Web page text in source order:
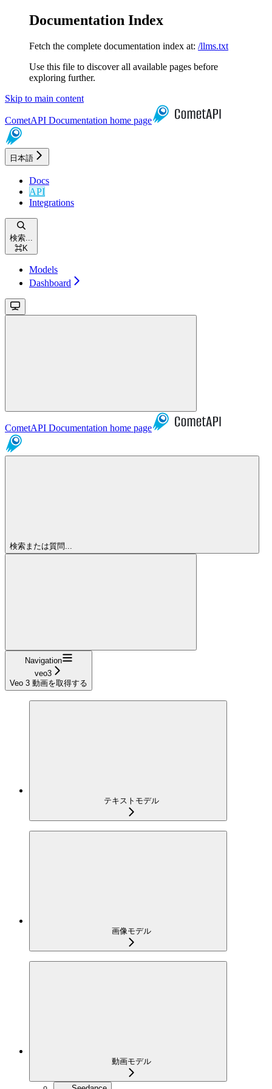
Documentation Index
Fetch the complete documentation index at: /llms.txt
Use this file to discover all available pages before
exploring further.
Skip to main content
CometAPI Documentation home page
日本語
Docs
API
Integrations
検索...
⌘K
Models
Dashboard
CometAPI Documentation home page
検索または質問...
Navigation
veo3
Veo 3 動画を取得する
テキストモデル
画像モデル
動画モデル